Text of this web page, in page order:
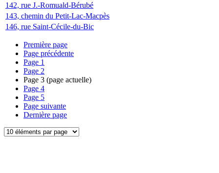
142, rue J.-Romuald-Bérubé
143, chemin du Petit-Lac-Macpès
146, rue Saint-Cécile-du-Bic
Première page
Page précédente
Page 1
Page 2
Page 3 (page actuelle)
Page 4
Page 5
Page suivante
Dernière page